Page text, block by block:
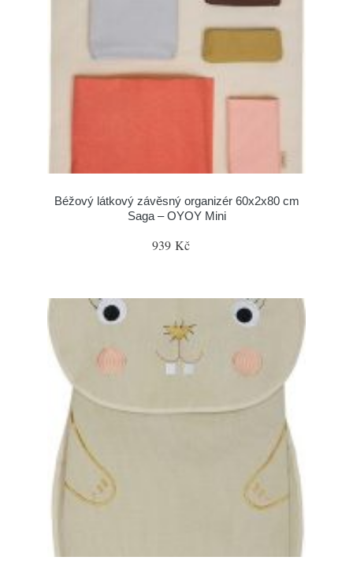
Béžový látkový závěsný organizér 60x2x80 cm
Saga – OYOY Mini
939 Kč